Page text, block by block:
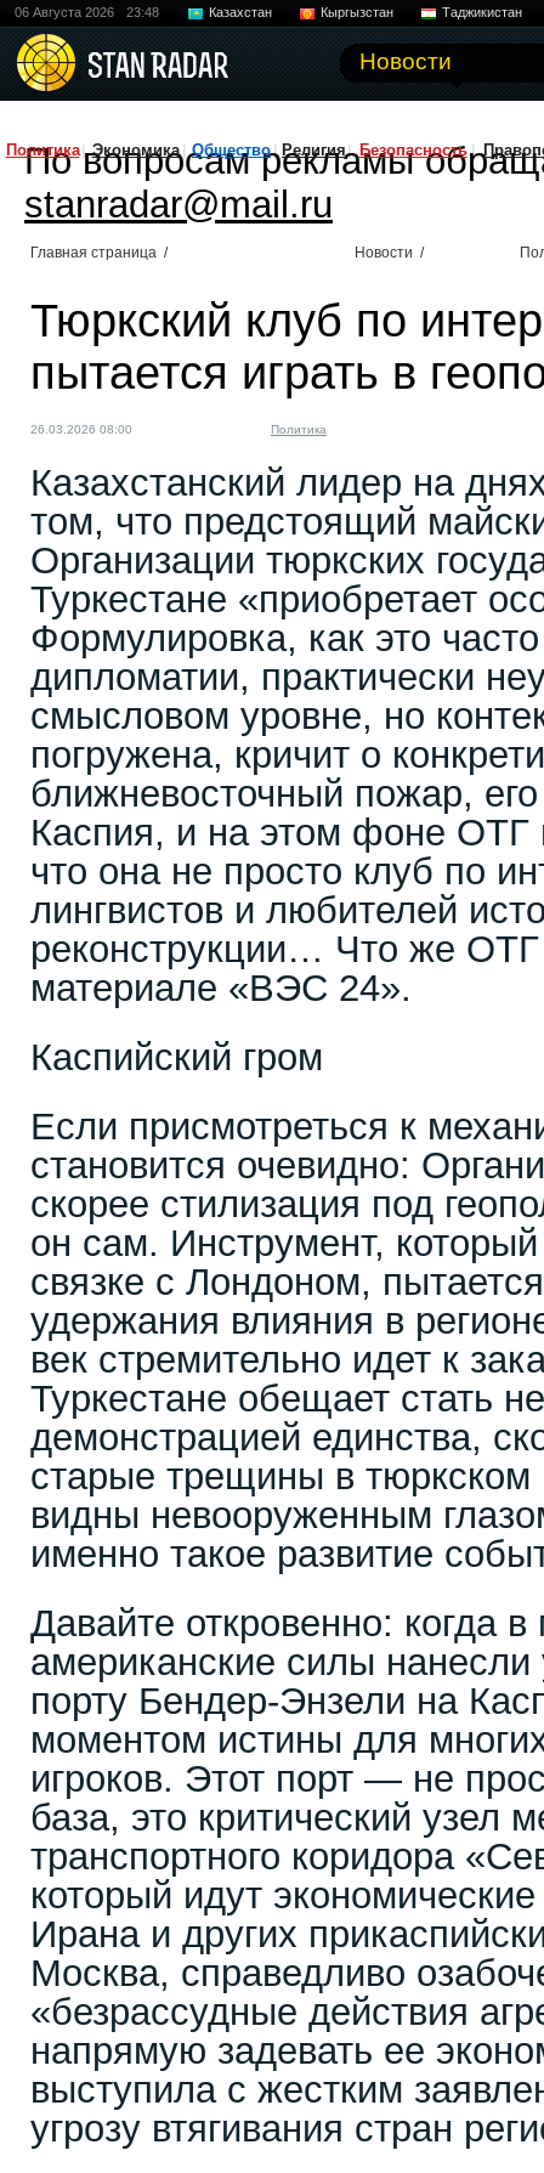
06 Августа 2026 23:48 Казахстан Кыргызстан Таджикистан
Новости
Политика Экономика Общество Религия Безопасность
По вопросам рекламы
stanradar@mail.ru
Главная страница / Новости /
Тюркский клуб по
пытается играть в
26.03.2026 08:00 Политика
Казахстанский лидер на
том, что предстоящий
Организации тюркских
Туркестане «приобретает
Формулировка, как это
дипломатии, практически
смысловом уровне, но
погружена, кричит о
ближневосточный пожар,
Каспия, и на этом фоне ОТГ
что она не просто клуб по
лингвистов и любителей
реконструкции… Что же
материале «ВЭС 24».
Каспийский гром
Если присмотреться к
становится очевидно:
скорее стилизация под
он сам. Инструмент,
связке с Лондоном,
удержания влияния в
век стремительно идет к
Туркестане обещает стать
демонстрацией единства,
старые трещины в тюркском
видны невооруженным
именно такое развитие
Давайте откровенно: когда
американские силы
порту Бендер-Энзели на
моментом истины для
игроков. Этот порт — не
база, это критический узел
транспортного коридора
который идут
Ирана и других
Москва, справедливо
«безрассудные действия
напрямую задевать ее
выступила с жестким
угрозу втягивания стран